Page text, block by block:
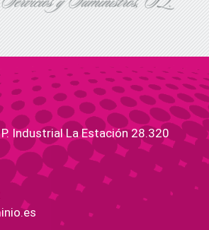
Industrial La Estación 28.320